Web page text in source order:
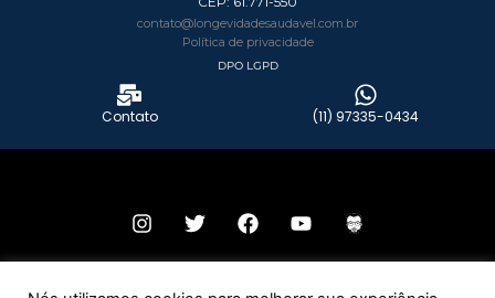
contato@longevidadesaudavel.com.br
Política de privacidade
DPO LGPD
Contato (11) 97335-0434